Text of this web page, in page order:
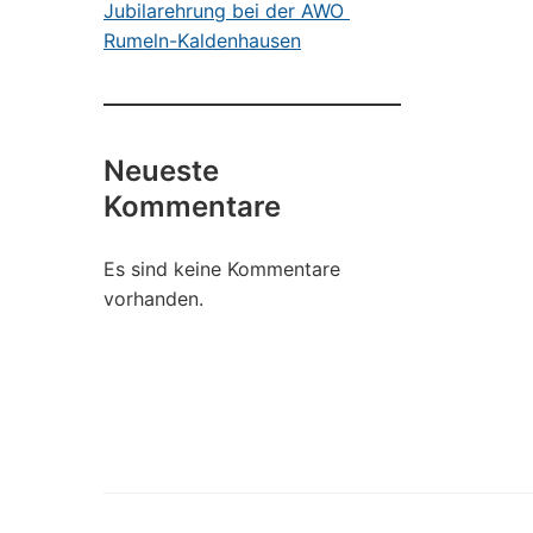
Jubilarehrung bei der AWO
Rumeln-Kaldenhausen
Neueste
Kommentare
Es sind keine Kommentare
vorhanden.